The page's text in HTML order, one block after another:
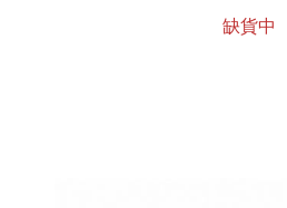
缺貨中